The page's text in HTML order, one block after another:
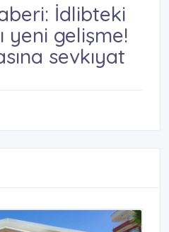
İdlibteki
yeni gelişme!
sevkıyat